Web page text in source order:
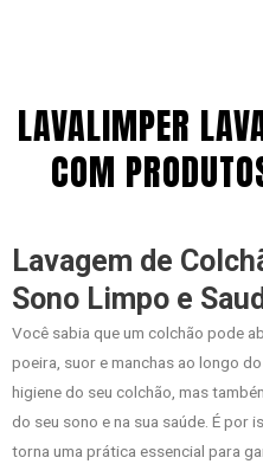
LAVALIMPER
COM
Lavagem de
Sono Limpo e
Você sabia que um colchão pode
poeira, suor e manchas ao longo
higiene do seu colchão, mas
do seu sono e na sua saúde. É por
torna uma prática essencial para